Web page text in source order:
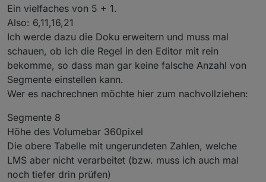
Ein vielfaches von 5 + 1.
Also: 6,11,16,21
Ich werde dazu die Doku erweitern und muss mal
schauen, ob ich die Regel in den Editor mit rein
bekomme, so dass man gar keine falsche Anzahl von
Segmente einstellen kann.
Wer es nachrechnen möchte hier zum nachvollziehen:
Segmente 8
Höhe des Volumebar 360pixel
Die obere Tabelle mit ungerundeten Zahlen, welche
LMS aber nicht verarbeitet (bzw. muss ich auch mal
noch tiefer drin prüfen)